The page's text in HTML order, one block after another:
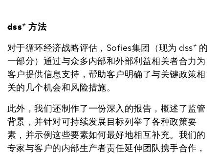
dss+ 方法
对于循环经济战略评估，Sofies集团（现为 dss+ 的
一部分）通过与众多内部和外部利益相关者合力为
客户提供信息支持，帮助客户明确了与关键政策相
关的几个机会和风险措施。
此外，我们还制作了一份深入的报告，概述了监管
背景，并针对可持续发展目标列举了各种政策要
素，并示例这些要素如何最好地相互补充。我们的
专家与客户的内部生产者责任延伸团队携手合作，